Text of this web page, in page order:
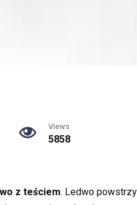
Views
5858
z teściem. Ledwo